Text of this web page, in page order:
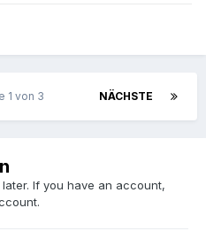
NÄCHSTE
1 von 3
If you have an account,